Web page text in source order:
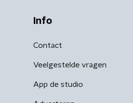
Info
Contact
Veelgestelde vragen
App de studio